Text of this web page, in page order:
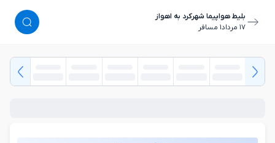
بلیط هواپیما شهرکرد به اهواز
١٧ مرداد
١ مسافر